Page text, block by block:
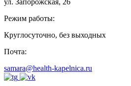
ул. Запорожская, 26
Режим работы:
Круглосуточно, без выходных
Почта:
samara@health-kapelnica.ru